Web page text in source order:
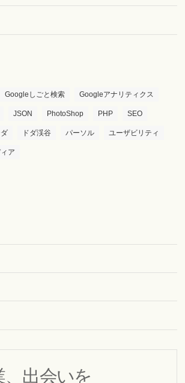
Googleしごと検索 Googleアナリティクス
JSON PhotoShop PHP SEO
ドダ渓谷 パーソル ユーザビリティ
ア
、出会いを